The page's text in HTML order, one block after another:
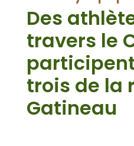
Des
travers le
trois de la
Gatineau